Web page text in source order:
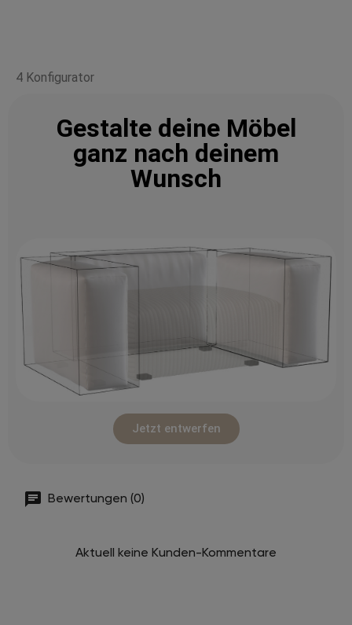
4 Konfigurator
Gestalte deine Möbel
ganz nach deinem
Wunsch
Jetzt entwerfen
Bewertungen (0)
Aktuell keine Kunden-Kommentare